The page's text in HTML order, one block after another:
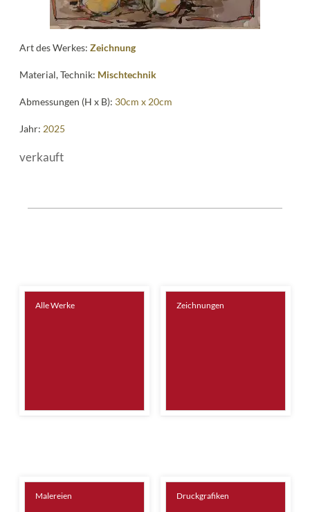
Art des Werkes:Zeichnung
Material, Technik: Mischtechnik
Abmessungen (H x B): 30cm x 20cm
Jahr: 2025
verkauft
Alle Werke Zeichnungen
Malereien Druckgrafiken